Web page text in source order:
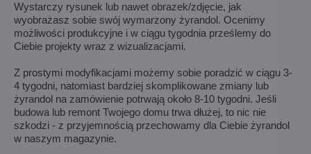
Wystarczy rysunek lub nawet obrazek/zdjęcie, jak
wyobrażasz sobie swój wymarzony żyrandol. Ocenimy
możliwości produkcyjne i w ciągu tygodnia prześlemy do
Ciebie projekty wraz z wizualizacjami.
Z prostymi modyfikacjami możemy sobie poradzić w ciągu 3-
4 tygodni, natomiast bardziej skomplikowane zmiany lub
żyrandol na zamówienie potrwają około 8-10 tygodni. Jeśli
budowa lub remont Twojego domu trwa dłużej, to nic nie
szkodzi - z przyjemnością przechowamy dla Ciebie żyrandol
w naszym magazynie.